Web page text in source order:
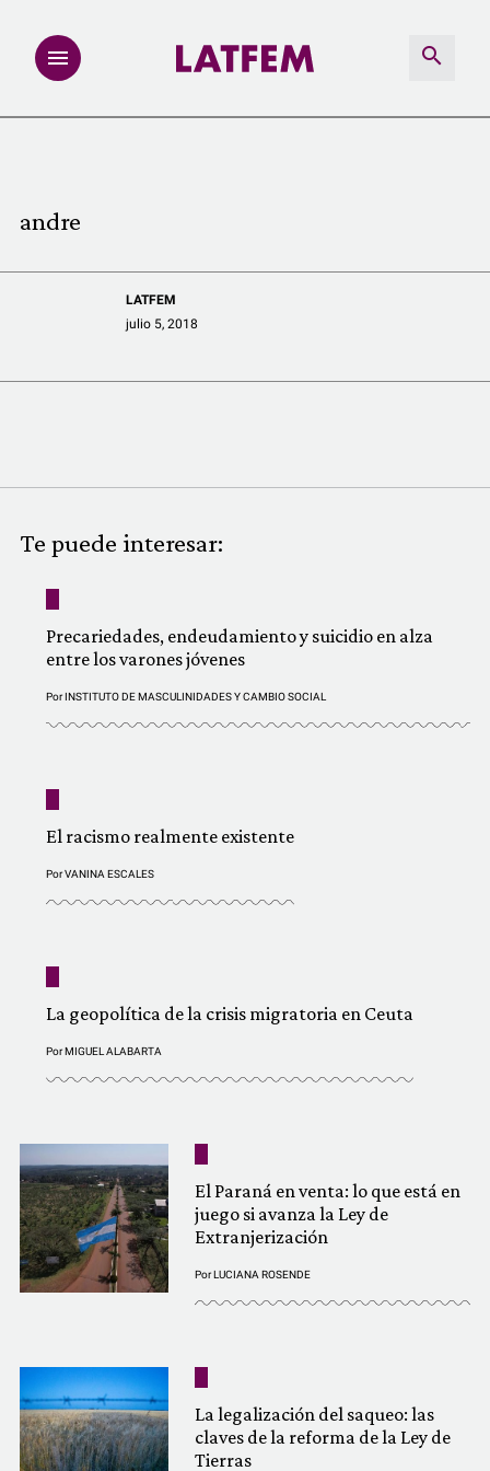
REDACCIÓN ABIERTA
LATFEMLAB.
QUIÉNES SOMOS
andre
LATFEM
julio 5, 2018
Te puede interesar:
Precariedades, endeudamiento y suicidio en alza
entre los varones jóvenes
PorINSTITUTO DE MASCULINIDADES Y CAMBIO SOCIAL
El racismo realmente existente
PorVANINA ESCALES
La geopolítica de la crisis migratoria en Ceuta
PorMIGUEL ALABARTA
El Paraná en venta: lo que está en
juego si avanza la Ley de
Extranjerización
PorLUCIANA ROSENDE
La legalización del saqueo: las
claves de la reforma de la Ley de
Tierras